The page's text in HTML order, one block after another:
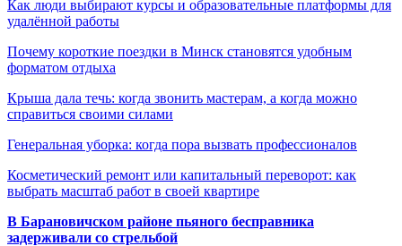
Как люди выбирают курсы и образовательные платформы для
удалённой работы
Почему короткие поездки в Минск становятся удобным
форматом отдыха
Крыша дала течь: когда звонить мастерам, а когда можно
справиться своими силами
Генеральная уборка: когда пора вызвать профессионалов
Косметический ремонт или капитальный переворот: как
выбрать масштаб работ в своей квартире
В Барановичском районе пьяного бесправника
задерживали со стрельбой